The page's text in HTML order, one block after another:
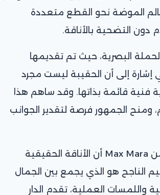
الموضة نحو القطع متعددة
دون التضحية بالأناقة.
البصرية، حيث تم تقديمها
إشارة إلى أن الحقيبة ليست مجرد
قائمة بذاتها. وقد ساهم هذا
ومنح الجمهور فرصة لتقدير الجوانب
وفي الختام، تؤكد حقيبة Holdall Cargo من Max Mara أن الأناقة الحقيقية
الناجح هو الذي يجمع بين الجمال
واللمسات العملية، تقدم الدار